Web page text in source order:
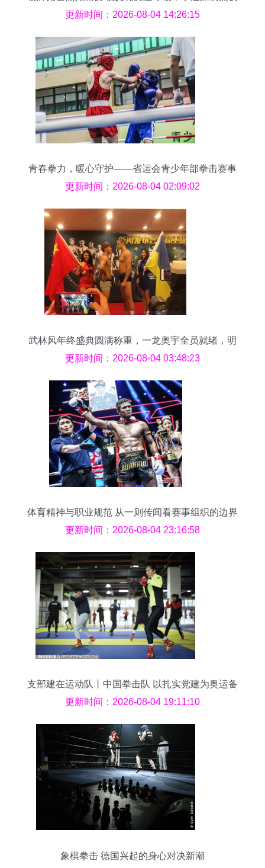
见证师姐荣耀
更新时间：2026-08-04 14:26:15
青春拳力，暖心守护——省运会青少年部拳击赛事
组织与贴心服务纪实
更新时间：2026-08-04 02:09:02
武林风年终盛典圆满称重，一龙奥宇全员就绪，明
晚引爆格斗之夜
更新时间：2026-08-04 03:48:23
体育精神与职业规范 从一则传闻看赛事组织的边界
与责任
更新时间：2026-08-04 23:16:58
支部建在运动队丨中国拳击队 以扎实党建为奥运备
战注入强劲动能
更新时间：2026-08-04 19:11:10
象棋拳击 德国兴起的身心对决新潮